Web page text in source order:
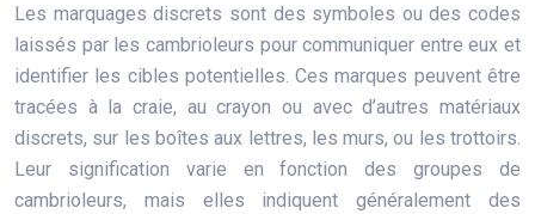
Les marquages discrets sont des symboles ou des codes
laissés par les cambrioleurs pour communiquer entre eux et
identifier les cibles potentielles. Ces marques peuvent être
tracées à la craie, au crayon ou avec d’autres matériaux
discrets, sur les boîtes aux lettres, les murs, ou les trottoirs.
Leur signification varie en fonction des groupes de
cambrioleurs, mais elles indiquent généralement des